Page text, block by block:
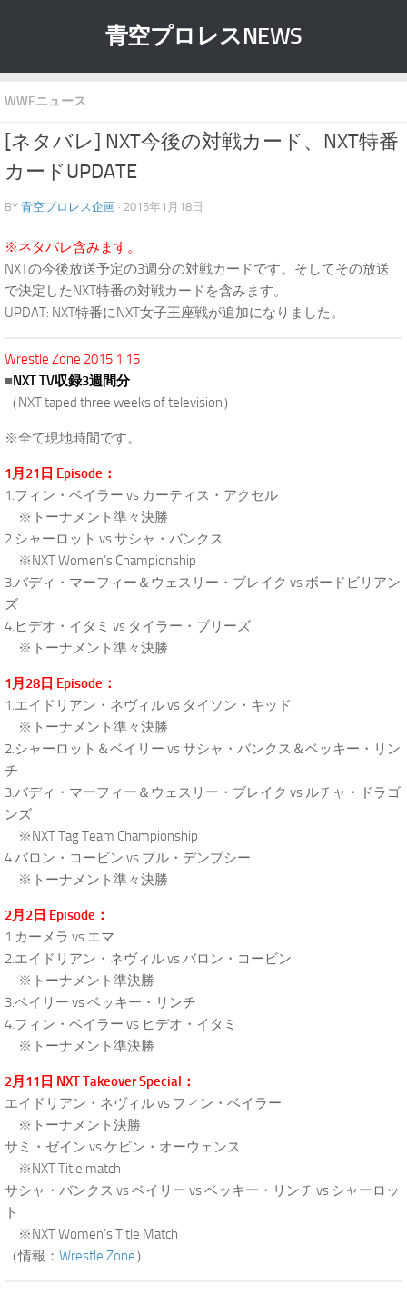
青空プロレスNEWS
WWEニュース
[ネタバレ] NXT今後の対戦カード、NXT特番
カードUPDATE
BY 青空プロレス企画 · 2015年1月18日
※ネタバレ含みます。
NXTの今後放送予定の3週分の対戦カードです。そしてその放送
で決定したNXT特番の対戦カードを含みます。
UPDAT: NXT特番にNXT女子王座戦が追加になりました。
Wrestle Zone 2015.1.15
■NXT TV収録3週間分
（NXT taped three weeks of television）
※全て現地時間です。
1月21日 Episode：
1.フィン・ベイラー vs カーティス・アクセル
※トーナメント準々決勝
2.シャーロット vs サシャ・バンクス
※NXT Women’s Championship
3.バディ・マーフィー＆ウェスリー・ブレイク vs ボードビリアン
ズ
4.ヒデオ・イタミ vs タイラー・ブリーズ
※トーナメント準々決勝
1月28日 Episode：
1.エイドリアン・ネヴィル vs タイソン・キッド
※トーナメント準々決勝
2.シャーロット＆ベイリー vs サシャ・バンクス＆ベッキー・リン
チ
3.バディ・マーフィー＆ウェスリー・ブレイク vs ルチャ・ドラゴ
ンズ
※NXT Tag Team Championship
4.バロン・コービン vs ブル・デンプシー
※トーナメント準々決勝
2月2日 Episode：
1.カーメラ vs エマ
2.エイドリアン・ネヴィル vs バロン・コービン
※トーナメント準決勝
3.ベイリー vs ベッキー・リンチ
4.フィン・ベイラー vs ヒデオ・イタミ
※トーナメント準決勝
2月11日 NXT Takeover Special：
エイドリアン・ネヴィル vs フィン・ベイラー
※トーナメント決勝
サミ・ゼイン vs ケビン・オーウェンス
※NXT Title match
サシャ・バンクス vs ベイリー vs ベッキー・リンチ vs シャーロッ
ト
※NXT Women’s Title Match
（情報： Wrestle Zone）